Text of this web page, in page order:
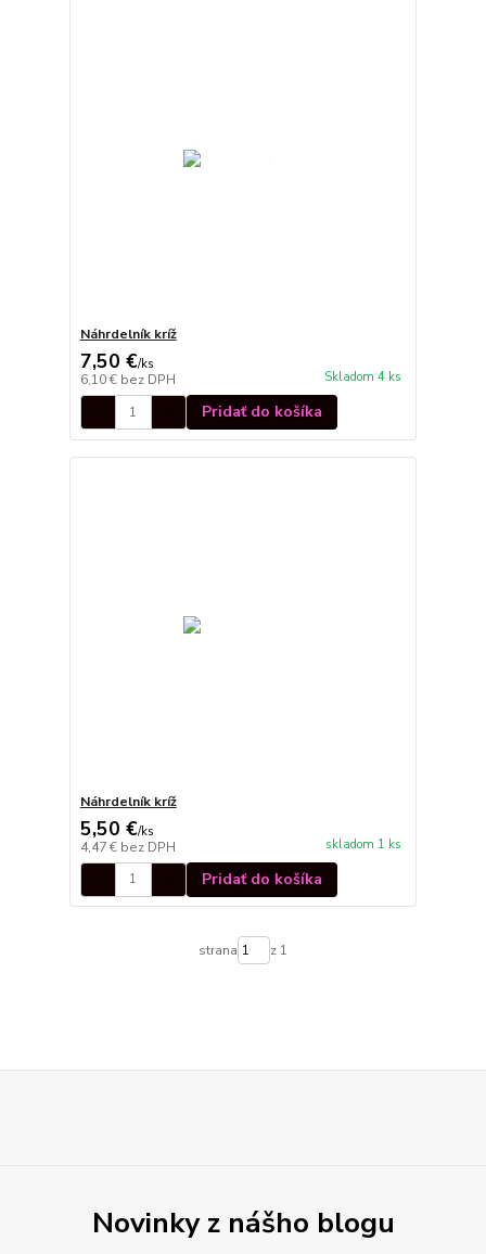
Náhrdelník kríž
7,50 €/ks
6,10 € bez DPH Skladom 4 ks
Pridať do košíka
Náhrdelník kríž
5,50 €/ks
4,47 € bez DPH skladom 1 ks
Pridať do košíka
strana z 1
Novinky z nášho blogu